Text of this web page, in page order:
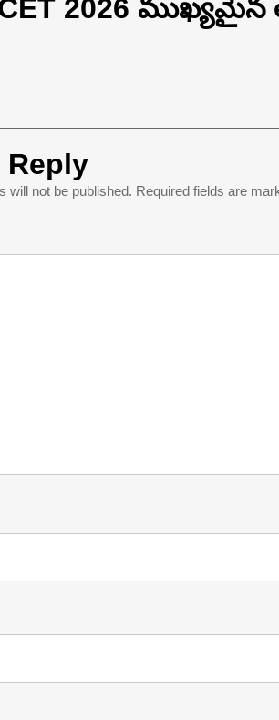
2026 ముఖ్యమైన
Reply
will not be published. Required fields are